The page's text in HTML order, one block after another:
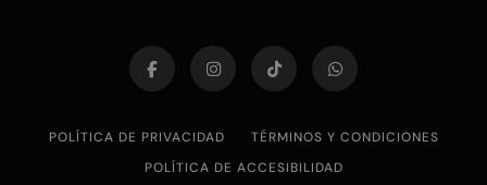
POLÍTICA DE PRIVACIDAD
TÉRMINOS Y CONDICIONES
POLÍTICA DE ACCESIBILIDAD